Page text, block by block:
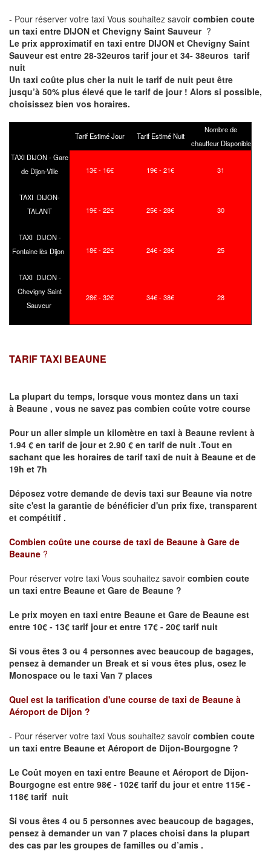
- Pour réserver votre taxi Vous souhaitez savoir combien coute
un taxi entre DIJON et Chevigny Saint Sauveur ?
Le prix approximatif en taxi entre DIJON et Chevigny Saint
Sauveur est entre 28-32euros tarif jour et 34- 38euros tarif
nuit
Un taxi coûte plus cher la nuit le tarif de nuit peut être
jusqu’à 50% plus élevé que le tarif de jour ! Alors si possible,
choisissez bien vos horaires.
Tarif Estimé Jour Tarif Estimé Nuit
Nombre de
chauffeur Disponible
TAXI DIJON - Gare
de Dijon-Ville
13€ - 16€ 19€ - 21€ 31
TAXI DIJON-
TALANT
19€ - 22€ 25€ - 28€ 30
TAXI DIJON -
Fontaine lès Dijon
18€ - 22€ 24€ - 28€ 25
TAXI DIJON -
Chevigny Saint
Sauveur
28€ - 32€ 34€ - 38€ 28
TARIF TAXI BEAUNE
La plupart du temps, lorsque vous montez dans un taxi
à Beaune , vous ne savez pas combien coûte votre course
Pour un aller simple un kilomètre en taxi à Beaune revient à
1.94 € en tarif de jour et 2.90 € en tarif de nuit .Tout en
sachant que les horaires de tarif taxi de nuit à Beaune et de
19h et 7h
Déposez votre demande de devis taxi sur Beaune via notre
site c'est la garantie de bénéficier d'un prix fixe, transparent
et compétitif .
Combien coûte une course de taxi de Beaune à Gare de
Beaune ?
Pour réserver votre taxi Vous souhaitez savoir combien coute
un taxi entre Beaune et Gare de Beaune ?
Le prix moyen en taxi entre Beaune et Gare de Beaune est
entre 10€ - 13€ tarif jour et entre 17€ - 20€ tarif nuit
Si vous êtes 3 ou 4 personnes avec beaucoup de bagages,
pensez à demander un Break et si vous êtes plus, osez le
Monospace ou le taxi Van 7 places
Quel est la tarification d'une course de taxi de Beaune à
Aéroport de Dijon ?
- Pour réserver votre taxi Vous souhaitez savoir combien coute
un taxi entre Beaune et Aéroport de Dijon-Bourgogne ?
Le Coût moyen en taxi entre Beaune et Aéroport de Dijon-
Bourgogne est entre 98€ - 102€ tarif du jour et entre 115€ -
118€ tarif nuit
Si vous êtes 4 ou 5 personnes avec beaucoup de bagages,
pensez à demander un van 7 places choisi dans la plupart
des cas par les groupes de familles ou d’amis .